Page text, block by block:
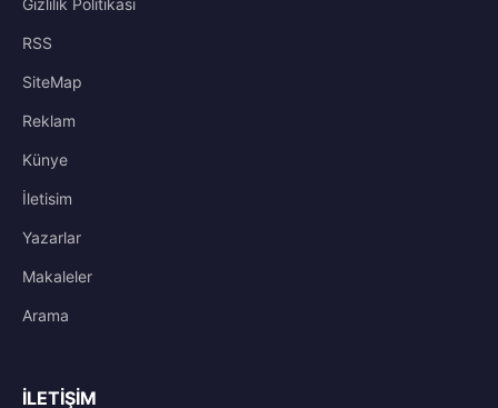
Gizlilik Politikası
RSS
SiteMap
Reklam
Künye
İletisim
Yazarlar
Makaleler
Arama
İLETIŞIM